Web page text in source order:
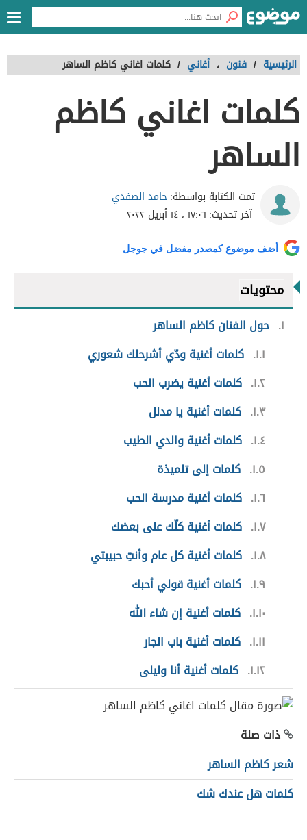
الرئيسية / فنون ، أغاني / كلمات اغاني كاظم الساهر
كلمات اغاني كاظم
الساهر
تمت الكتابة بواسطة:حامد الصفدي
آخر تحديث: ١٧:٠٦ ، ١٤ أبريل ٢٠٢٢
أضف موضوع كمصدر مفضل في جوجل
محتويات
١ حول الفنان كاظم الساهر
١.١ كلمات أغنية ودّي أشرحلك شعوري
١.٢ كلمات أغنية يضرب الحب
١.٣ كلمات أغنية يا مدلل
١.٤ كلمات أغنية والدي الطيب
١.٥ كلمات إلى تلميذة
١.٦ كلمات أغنية مدرسة الحب
١.٧ كلمات أغنية كلّك على بعضك
١.٨ كلمات أغنية كل عام وأنتِ حبيبتي
١.٩ كلمات أغنية قولي أحبك
١.١٠ كلمات أغنية إن شاء الله
١.١١ كلمات أغنية باب الجار
١.١٢ كلمات أغنية أنا وليلى
ذات صلة
شعر كاظم الساهر
كلمات هل عندك شك